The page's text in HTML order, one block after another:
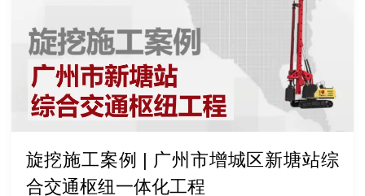
旋挖施工案例 | 广州市增城区新塘站综
合交通枢纽一体化工程